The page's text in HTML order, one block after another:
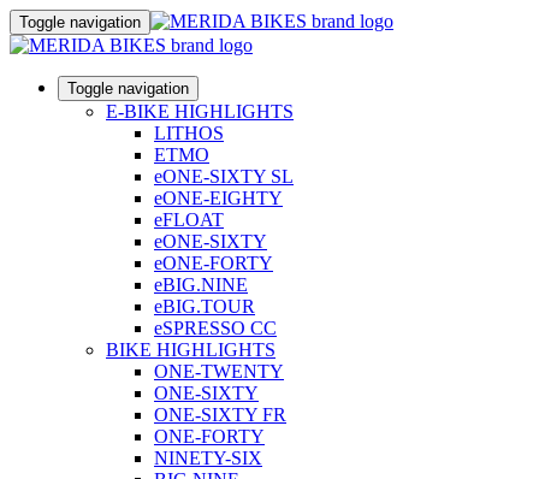
Toggle navigation
Toggle navigation
E-BIKE HIGHLIGHTS
LITHOS
ETMO
eONE-SIXTY SL
eONE-EIGHTY
eFLOAT
eONE-SIXTY
eONE-FORTY
eBIG.NINE
eBIG.TOUR
eSPRESSO CC
BIKE HIGHLIGHTS
ONE-TWENTY
ONE-SIXTY
ONE-SIXTY FR
ONE-FORTY
NINETY-SIX